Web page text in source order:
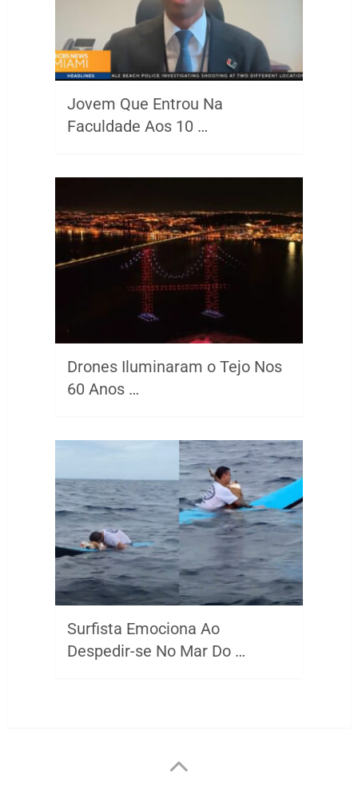
Jovem Que Entrou Na
Faculdade Aos 10 …
Drones Iluminaram o Tejo Nos
60 Anos …
Surfista Emociona Ao
Despedir-se No Mar Do …